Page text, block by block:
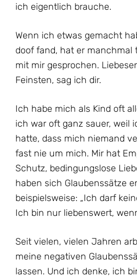
ich eigentlich brauche.
Wenn ich etwas gemacht
doof fand, hat er manchmal
mit mir gesprochen.
Feinsten, sag ich dir.
Ich habe mich als Kind oft
ich war oft ganz sauer, weil
hatte, dass mich niemand
fast nie um mich. Mir hat
Schutz, bedingungslose
haben sich Glaubenssätze
beispielsweise: „Ich darf
Ich bin nur liebenswert,
Seit vielen, vielen Jahren
meine negativen
lassen. Und ich denke, ich